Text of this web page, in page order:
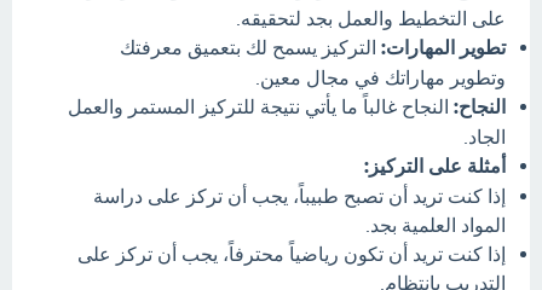
على التخطيط والعمل بجد لتحقيقه.
تطوير المهارات: التركيز يسمح لك بتعميق معرفتك
وتطوير مهاراتك في مجال معين.
النجاح: النجاح غالباً ما يأتي نتيجة للتركيز المستمر والعمل
الجاد.
أمثلة على التركيز:
إذا كنت تريد أن تصبح طبيباً، يجب أن تركز على دراسة
المواد العلمية بجد.
إذا كنت تريد أن تكون رياضياً محترفاً، يجب أن تركز على
التدريب بانتظام.